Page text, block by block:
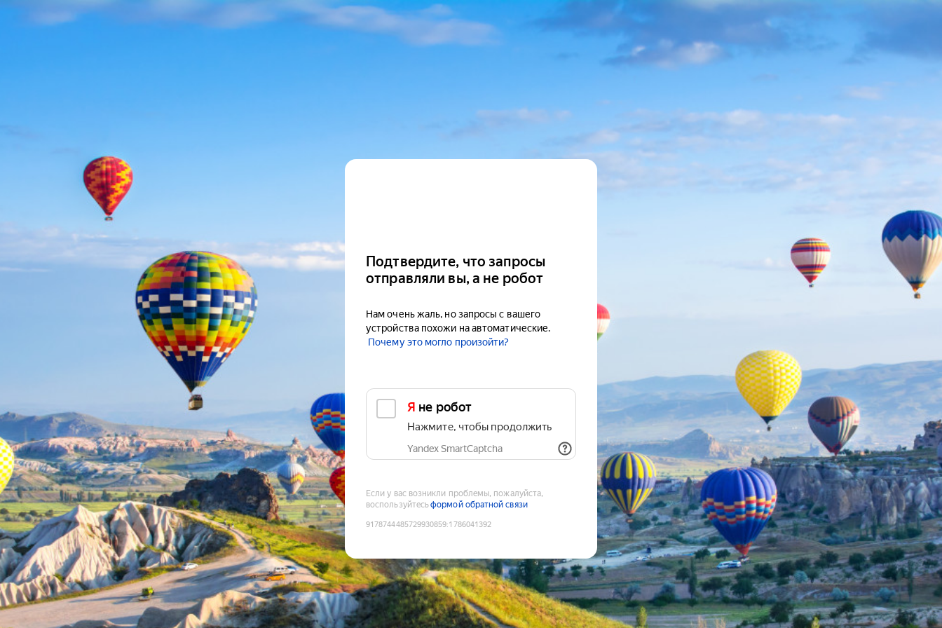
Подтвердите, что запросы
отправляли вы, а не робот
Нам очень жаль, но запросы с вашего
устройства похожи на автоматические.
Почему это могло произойти?
Я не робот
Нажмите, чтобы продолжить
Yandex SmartCaptcha
Если у вас возникли проблемы, пожалуйста,
воспользуйтесьформой обратной связи
9178744485729930859:1786041392